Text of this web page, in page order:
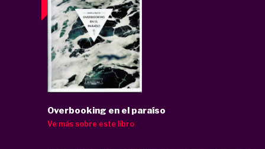
Overbooking en el paraíso
Ve más sobre este libro